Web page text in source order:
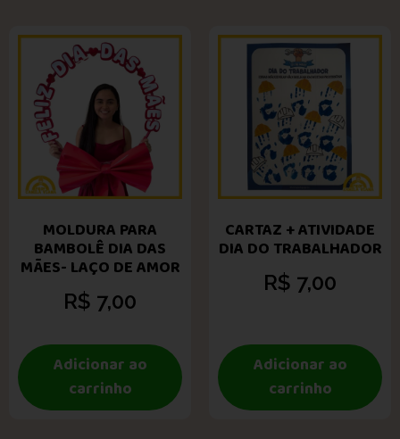
MOLDURA PARA
BAMBOLÊ DIA DAS
MÃES- LAÇO DE AMOR
R$ 7,00
Adicionar ao
carrinho
CARTAZ + ATIVIDADE
DIA DO TRABALHADOR
R$ 7,00
Adicionar ao
carrinho